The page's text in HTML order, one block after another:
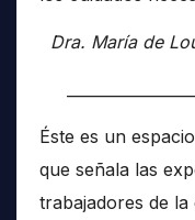
Dra. María de
Éste es un
que señala las
trabajadores de